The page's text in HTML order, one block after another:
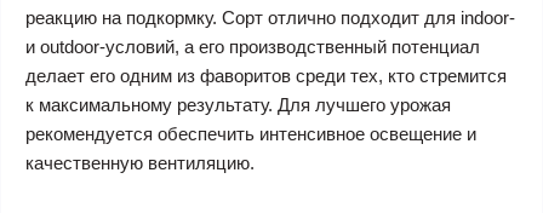
реакцию на подкормку. Сорт отлично подходит для indoor-
и outdoor-условий, а его производственный потенциал
делает его одним из фаворитов среди тех, кто стремится
к максимальному результату. Для лучшего урожая
рекомендуется обеспечить интенсивное освещение и
качественную вентиляцию.